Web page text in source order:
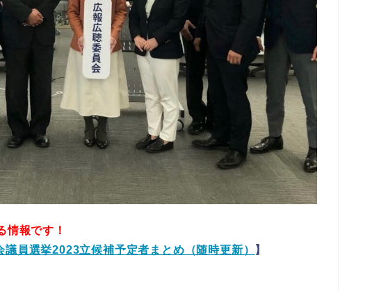
情報です！
議員選挙2023立候補予定者まとめ（随時更新）
】